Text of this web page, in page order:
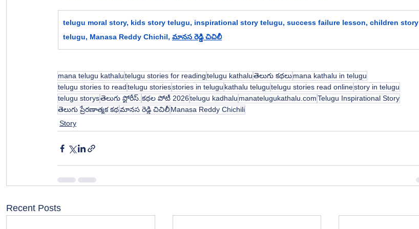
telugu moral story, kids story telugu, inspirational story telugu, success failure lesson, children story
telugu, Manasa Reddy Chichil, మానస రెడ్డి చిచిలీ
mana telugu kathalutelugu stories for readingtelugu kathaluతెలుగు కథలుmana kathalu in telugu
telugu stories to readtelugu storiesstories in telugu kathalu telugutelugu stories read onlinestory in telugu
telugu storysతెలుగు స్టోరీస్.కథల పోటీ 2026telugu kadhalu manatelugukathalu.comTelugu Inspirational Story
తెలుగు ప్రేరణాత్మక కథమానస రెడ్డి చిచిలీManasa Reddy Chichili
Story
Recent Posts